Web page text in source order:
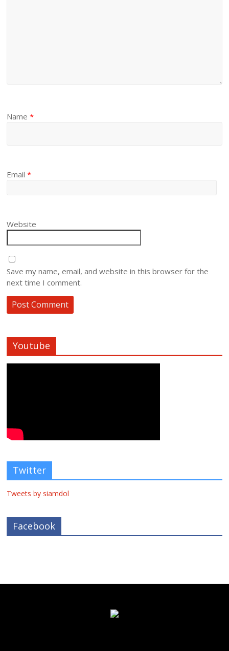
Name*
Email*
Website
Save my name, email, and website in this browser for the
next time I comment.
Youtube
Twitter
Tweets by siamdol
Facebook